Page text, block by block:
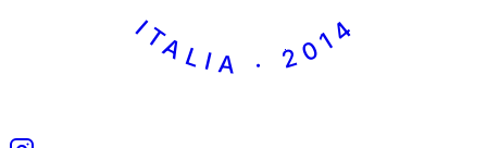
ITALIA · 2014